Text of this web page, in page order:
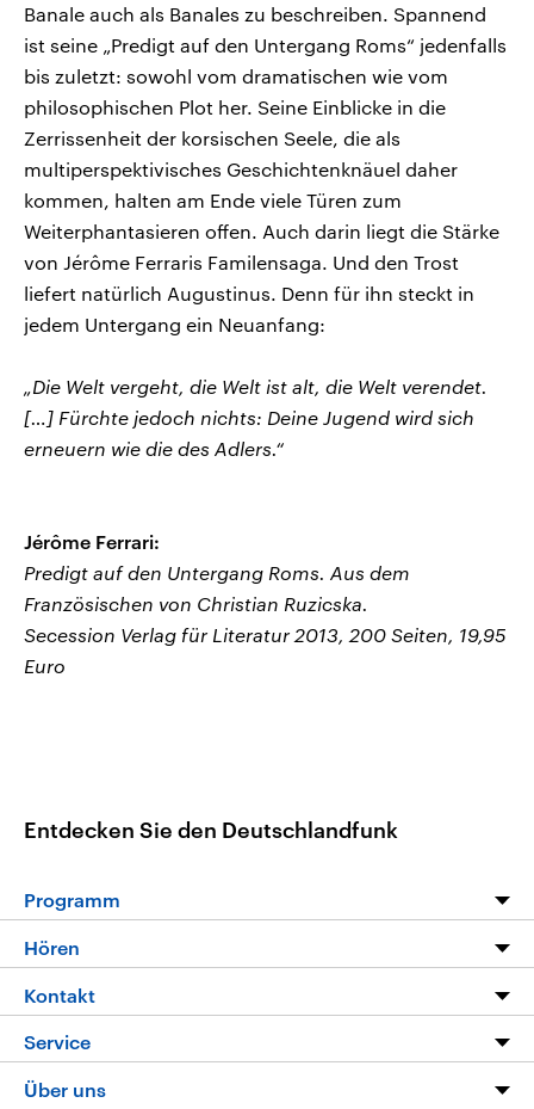
Banale auch als Banales zu beschreiben. Spannend
ist seine „Predigt auf den Untergang Roms“ jedenfalls
bis zuletzt: sowohl vom dramatischen wie vom
philosophischen Plot her. Seine Einblicke in die
Zerrissenheit der korsischen Seele, die als
multiperspektivisches Geschichtenknäuel daher
kommen, halten am Ende viele Türen zum
Weiterphantasieren offen. Auch darin liegt die Stärke
von Jérôme Ferraris Familensaga. Und den Trost
liefert natürlich Augustinus. Denn für ihn steckt in
jedem Untergang ein Neuanfang:
„Die Welt vergeht, die Welt ist alt, die Welt verendet.
[…] Fürchte jedoch nichts: Deine Jugend wird sich
erneuern wie die des Adlers.“
Jérôme Ferrari:
Predigt auf den Untergang Roms. Aus dem
Französischen von Christian Ruzicska.
Secession Verlag für Literatur 2013, 200 Seiten, 19,95
Euro
Entdecken Sie den Deutschlandfunk
Programm
Die Nachrichten
Nachrichtenleicht
Neue Beiträge auf dlf.de
Hören
Livestream
Podcasts
Deutschlandfunk App
Kontakt
Hörerservice
Service
FAQ
Über uns